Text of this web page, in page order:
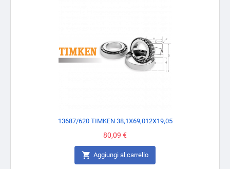
13687/620 TIMKEN 38,1X69,012X19,05
Prezzo
80,09 €
 Aggiungi al carrello